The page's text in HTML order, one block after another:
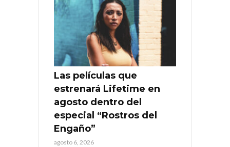
Las películas que
estrenará Lifetime en
agosto dentro del
especial “Rostros del
Engaño”
agosto 6, 2026